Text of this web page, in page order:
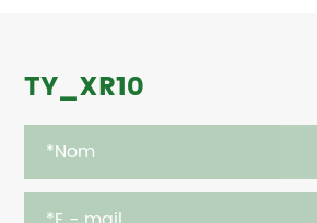
TY_XR10